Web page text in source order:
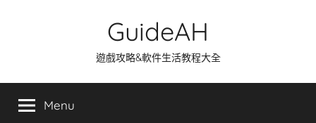
GuideAH
遊戲攻略&軟件生活教程大全
Menu